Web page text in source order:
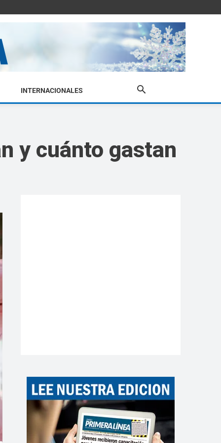
INTERNACIONALES
y cuánto gastan